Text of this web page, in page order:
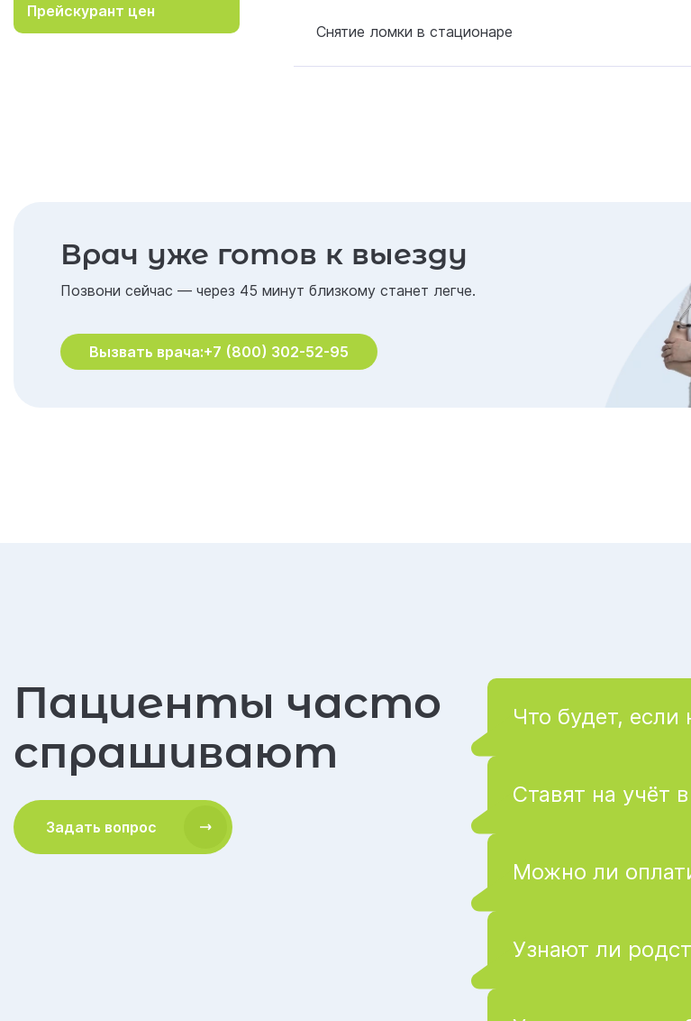
Прейскурант цен
Снятие ломки в стационаре
Врач уже готов к выезду
Позвони сейчас — через 45 минут близкому станет легче.
Вызвать врача:+7 (800) 302-52-95
Пациенты часто
спрашивают
Задать вопрос
Что будет, если
Ставят на учёт
Можно ли
Узнают ли